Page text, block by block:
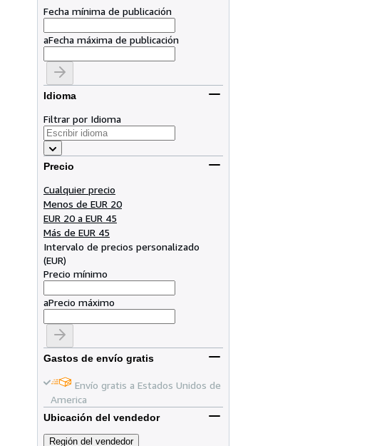
Fecha mínima de publicación
aFecha máxima de publicación
Idioma
Filtrar por Idioma
Precio
Cualquier precio
Menos de EUR 20
EUR 20 a EUR 45
Más de EUR 45
Intervalo de precios personalizado
(EUR)
Precio mínimo
aPrecio máximo
Gastos de envío gratis
Envío gratis a Estados Unidos de
America
Ubicación del vendedor
Región del vendedor